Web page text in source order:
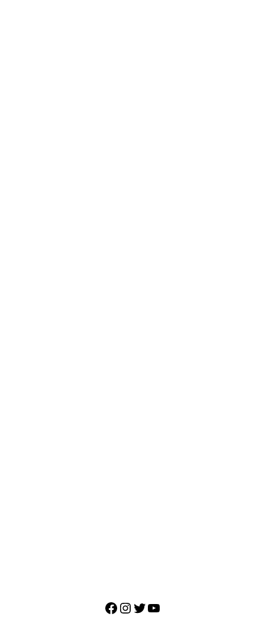
Facebook
Instagram
Twitter
YouTube